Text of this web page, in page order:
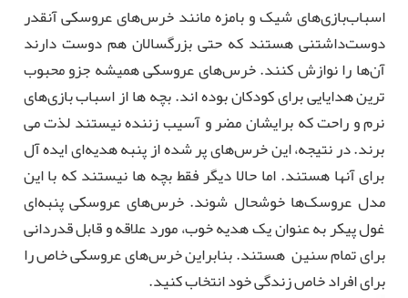
اسباب‌بازی‌های شیک و بامزه مانند خرس‌های عروسکی آنقدر
دوست‌داشتنی هستند که حتی بزرگسالان هم دوست دارند
آن‌ها را نوازش کنند. خرس‌های عروسکی همیشه جزو محبوب
ترین هدایایی برای کودکان بوده اند. بچه ها از اسباب بازی‌های
نرم و راحت که برایشان مضر و آسیب زننده نیستند لذت می
برند. در نتیجه، این خرس‌های پر شده از پنبه هدیه‌ای ایده آل
برای آنها هستند. اما حالا دیگر فقط بچه ها نیستند که با این
مدل عروسک‌ها خوشحال شوند. خرس‌های عروسکی پنبه‌ای
غول پیکر به عنوان یک هدیه خوب، مورد علاقه و قابل قدردانی
برای تمام سنین هستند. بنابراین خرس‌های عروسکی خاص را
برای افراد خاص زندگی خود انتخاب کنید.